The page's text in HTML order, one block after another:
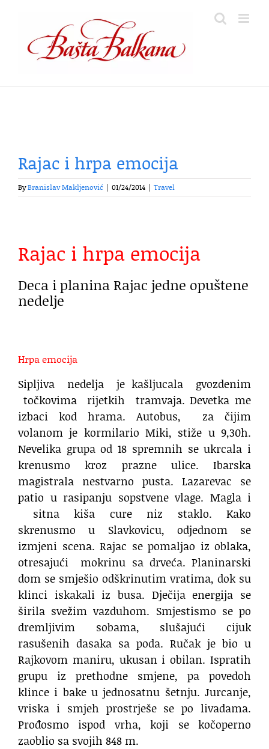
content
Rajac i hrpa emocija
ByBranislav Makljenović 01/24/2014 Travel
Rajac i hrpa emocija
Deca i planina Rajac jedne opuštene
nedelje
Hrpa emocija
Sipljiva nedelja je kašljucala
gvozdenim
točkovima
rijetkih
tramvaja. Devetka me
izbaci kod hrama. Autobus,
za čijim
volanom je kormilario Miki, stiže u 9,30h.
Nevelika grupa od 18 spremnih se ukrcala i
krenusmo kroz prazne ulice. Ibarska
magistrala nestvarno pusta. Lazarevac se
patio u rasipanju sopstvene vlage. Magla i
sitna kiša cure niz staklo. Kako
skrenusmo u Slavkovicu, odjednom se
izmjeni scena. Rajac se pomaljao iz oblaka,
otresajući
mokrinu sa drveća. Planinarski
dom se smješio odškrinutim vratima, dok su
klinci iskakali iz busa. Dječija energija se
širila svežim vazduhom. Smjestismo se po
dremljivim sobama, slušajući cijuk
rasušenih dasaka sa poda. Ručak je bio u
Rajkovom maniru, ukusan i obilan. Ispratih
grupu iz prethodne smjene, pa povedoh
klince i bake u jednosatnu šetnju. Jurcanje,
vriska i smjeh prostrješe se po livadama.
Prođosmo ispod vrha, koji se kočoperno
zaoblio sa svojih 848 m.